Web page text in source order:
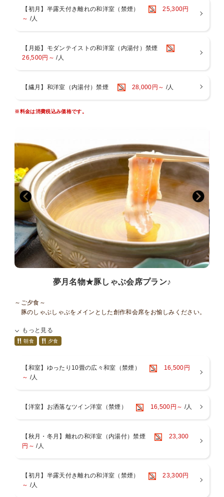
会席料理が苦手な小学生のお子様は、前日までにご連絡いただけれ
ば、
ンチをご用意いたします。
■■■■■■■■■■■■■■■■■■■■■■■■■■■■■■
・１階には男女別大浴場と露天風呂がございます。ご滞在中はいつ
入浴いただけます
菫の湯：寝湯（内風呂）
紅の湯：広々露天風呂
～夢月のイチ押しポイント～
湯上がりには、生ビール・ジュース・コーヒーを無料でお楽しみいた
だけます。
【初月】半露天付き離れの和洋室（禁煙）
25,300円
～ /人
【月姫】モダンテイストの和洋室（内湯付）禁煙
26,500円～ /人
【繊月】和洋室（内湯付）禁煙 28,000円～ /人
※料金は消費税込み価格です。
夢月名物★豚しゃぶ会席プラン♪
～ご夕食～
豚のしゃぶしゃぶをメインとした創作和会席をお愉しみください。
～ご朝食～
元気の源、健康でおいしい和食をご準備いたします。
■■■■お食事について■■■■■■■■■■■■■■■■■■■
〇連泊の場合２泊目以降は料理長おまかせコースをご用意いたしま
小学生のお子様には、大人料理から大人向けの料理（酢の物、珍味
など）を
ば、
お子様ランチメニューへのご変更が可能です。
もっと見る
朝食 夕食
【和室】ゆったり10畳の広々和室（禁煙）
16,500円
～ /人
【洋室】お洒落なツイン洋室（禁煙） 16,500円～ /人
【秋月・冬月】離れの和洋室（内湯付）禁煙
23,300
円～ /人
【初月】半露天付き離れの和洋室（禁煙）
23,300円
～ /人